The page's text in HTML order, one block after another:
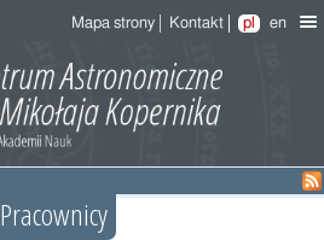
Mapa strony Kontakt pl en
Pracownicy